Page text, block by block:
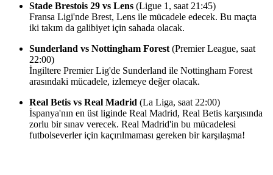
Stade Brestois 29 vs Lens (Ligue 1, saat 21:45)
Fransa Ligi'nde Brest, Lens ile mücadele edecek. Bu maçta
iki takım da galibiyet için sahada olacak.
Sunderland vs Nottingham Forest (Premier League, saat
22:00)
İngiltere Premier Lig'de Sunderland ile Nottingham Forest
arasındaki mücadele, izlemeye değer olacak.
Real Betis vs Real Madrid (La Liga, saat 22:00)
İspanya'nın en üst liginde Real Madrid, Real Betis karşısında
zorlu bir sınav verecek. Real Madrid'in bu mücadelesi
futbolseverler için kaçırılmaması gereken bir karşılaşma!